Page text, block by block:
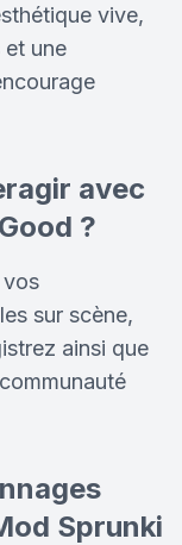
vive,
et une
avec
?
vos
sur scène,
ainsi que
Sprunki